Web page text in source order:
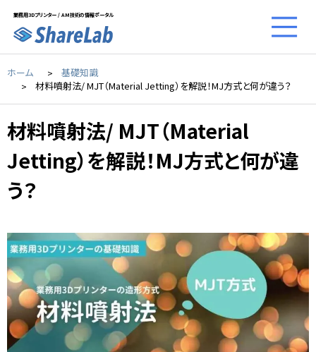
業務用3Dプリンター / AM技術の情報ポータル
ホーム
基礎知識
材料噴射法/ MJT（Material Jetting）を解説！MJ方式と何が違う？
材料噴射法/ MJT（Material
Jetting）を解説！MJ方式と何が違
う？